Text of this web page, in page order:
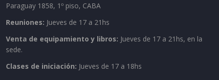
Paraguay 1858, 1º piso, CABA
Reuniones: Jueves de 17 a 21hs
Venta de equipamiento y libros: Jueves de 17 a 21hs, en la
sede.
Clases de iniciación: Jueves de 17 a 18hs